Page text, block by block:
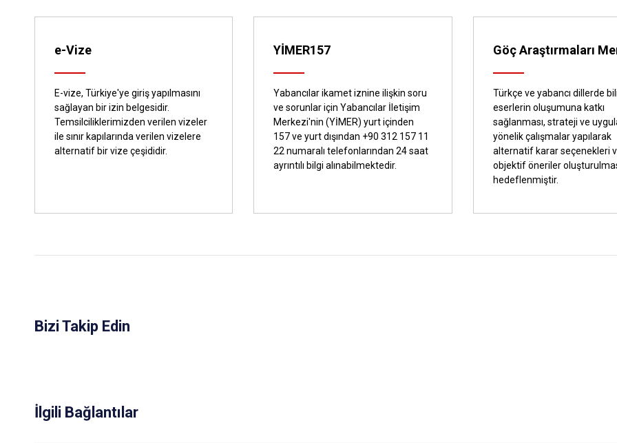
e-Vize
E-vize, Türkiye'ye giriş yapılmasını
sağlayan bir izin belgesidir.
Temsilciliklerimizden verilen vizeler
ile sınır kapılarında verilen vizelere
alternatif bir vize çeşididir.
YİMER157
Yabancılar ikamet iznine ilişkin soru
ve sorunlar için Yabancılar İletişim
Merkezi'nin (YİMER) yurt içinden
157 ve yurt dışından +90 312 157 11
22 numaralı telefonlarından 24 saat
ayrıntılı bilgi alınabilmektedir.
Göç Araştırmaları
Türkçe ve yabancı dillerde
eserlerin oluşumuna katkı
sağlanması, strateji ve
yönelik çalışmalar yapılarak
alternatif karar seçenekleri
objektif öneriler
hedeflenmiştir.
Bizi Takip Edin
İlgili Bağlantılar